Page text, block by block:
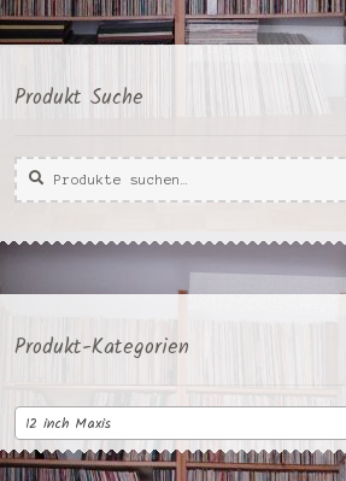
Produkt Suche
Suche
nach:
Suche
Produkt-Kategorien
12 inch Maxis